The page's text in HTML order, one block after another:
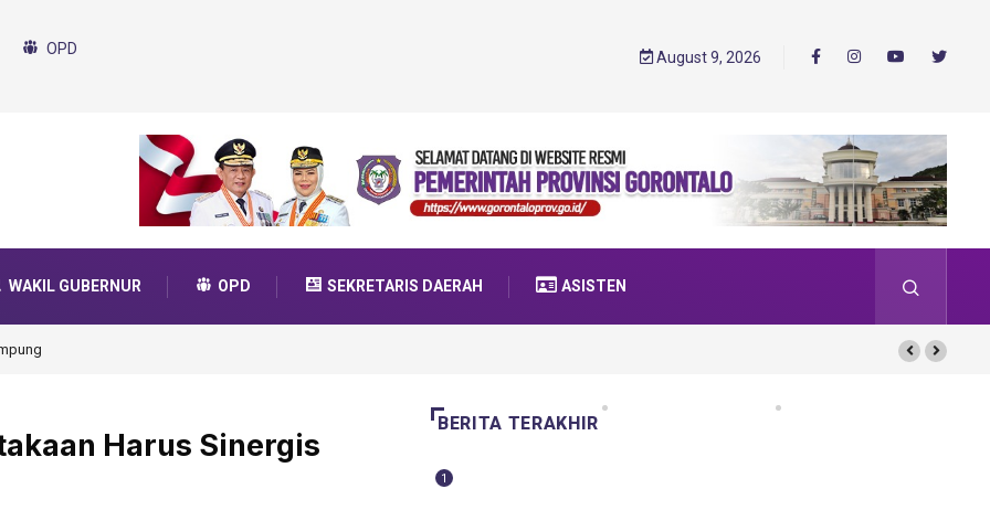
OPD August 9, 2026
WAKIL GUBERNUR OPD SEKRETARIS DAERAH ASISTEN
Transformasi 2025
Harus Sinergis
BERITA TERAKHIR
1